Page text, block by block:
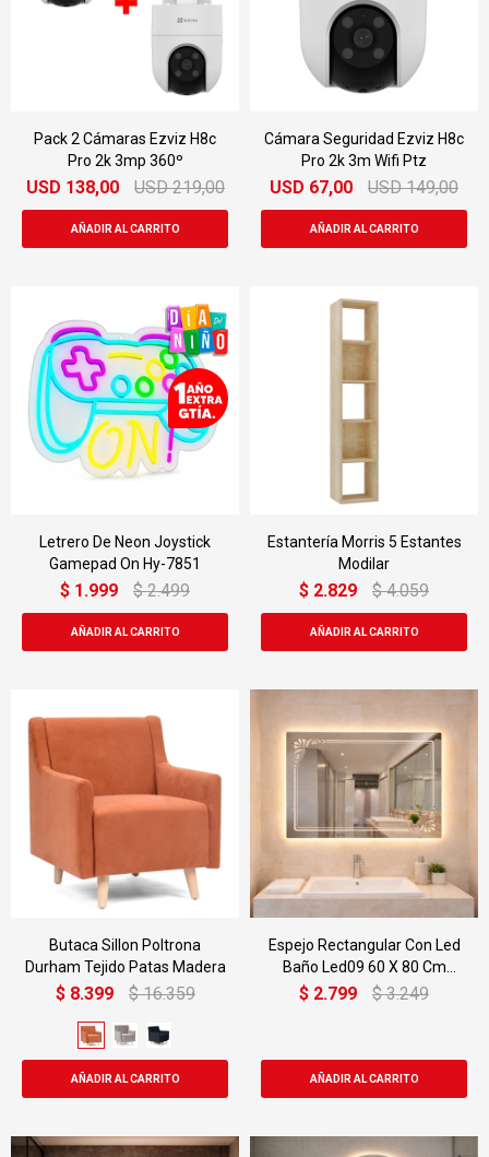
Pack 2 Cámaras Ezviz H8c
Pro 2k 3mp 360º
USD 138,00 USD 219,00
Cámara Seguridad Ezviz H8c
Pro 2k 3m Wifi Ptz
USD 67,00 USD 149,00
Letrero De Neon Joystick
Gamepad On Hy-7851
$ 1.999 $ 2.499
Estantería Morris 5 Estantes
Modilar
$ 2.829 $ 4.059
Butaca Sillon Poltrona
Durham Tejido Patas Madera
$ 8.399 $ 16.359
Espejo Rectangular Con Led
Baño Led09 60 X 80 Cm
Desempañador
$ 2.799 $ 3.249